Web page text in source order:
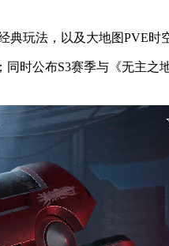
玩法，以及大地图PVE时
时公布S3赛季与《无主